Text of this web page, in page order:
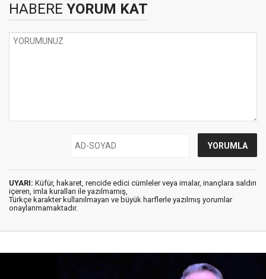
HABERE YORUM KAT
UYARI: Küfür, hakaret, rencide edici cümleler veya imalar, inançlara saldırı
içeren, imla kuralları ile yazılmamış,
Türkçe karakter kullanılmayan ve büyük harflerle yazılmış yorumlar
onaylanmamaktadır.